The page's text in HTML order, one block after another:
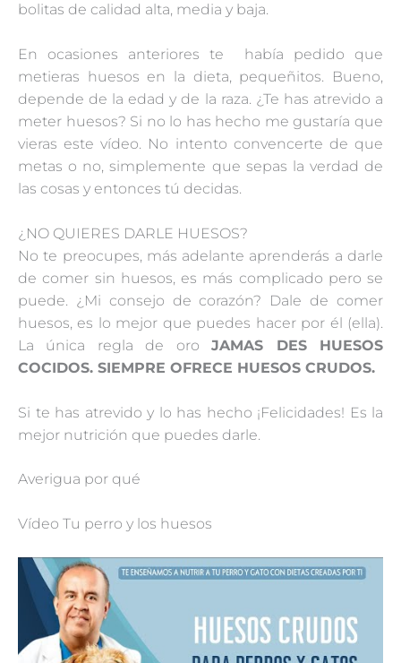
bolitas de calidad alta, media y baja.
En ocasiones anteriores te había pedido que
metieras huesos en la dieta, pequeñitos. Bueno,
depende de la edad y de la raza. ¿Te has atrevido a
meter huesos? Si no lo has hecho me gustaría que
vieras este vídeo. No intento convencerte de que
metas o no, simplemente que sepas la verdad de
las cosas y entonces tú decidas.
¿NO QUIERES DARLE HUESOS?
No te preocupes, más adelante aprenderás a darle
de comer sin huesos, es más complicado pero se
puede. ¿Mi consejo de corazón? Dale de comer
huesos, es lo mejor que puedes hacer por él (ella).
La única regla de oroJAMAS DES HUESOS
COCIDOS. SIEMPRE OFRECE HUESOS CRUDOS.
Si te has atrevido y lo has hecho ¡Felicidades! Es la
mejor nutrición que puedes darle.
Averigua por qué
Vídeo Tu perro y los huesos